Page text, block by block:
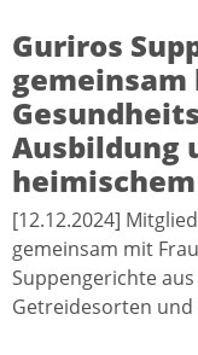
Guriros
gemeinsam
Ausbildung
heimischem
[12.12.2024]
gemeinsam mit
Suppengerichte
Getreidesorten und